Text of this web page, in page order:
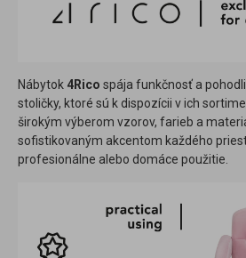
Nábytok 4Rico spája funkčnosť a
stoličky, ktoré sú k dispozícii v ich
širokým výberom vzorov, farieb a
sofistikovaným akcentom každého
profesionálne alebo domáce použitie.